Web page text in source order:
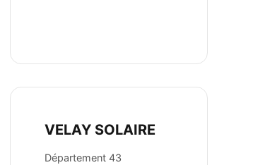
VELAY SOLAIRE
Département 43